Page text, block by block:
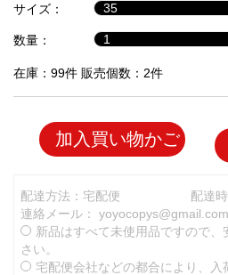
サイズ：
数量：
在庫：99件 販売個数：2件
加入買い物かご
配達方法：宅配便
配達
連絡メール： yoyocopys@gmail.com
新品はすべて未使用品ですので
さい。
宅配便会社などの都合により、